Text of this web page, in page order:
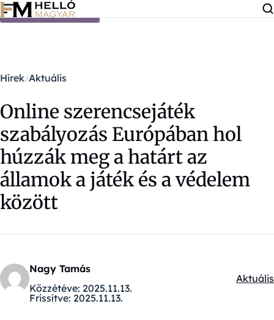
Ugrás a tartalomra
Hírek Aktuális
Online szerencsejáték
szabályozás Európában hol
húzzák meg a határt az
államok a játék és a védelem
között
Nagy Tamás
Közzétéve: 2025.11.13.
Frissítve: 2025.11.13.
Aktuális